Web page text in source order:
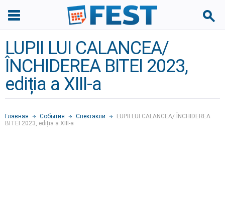
LUPII LUI CALANCEA/
ÎNCHIDEREA BITEI 2023,
ediția a XIII-a
Главная События Спектакли
LUPII LUI CALANCEA/ ÎNCHIDEREA
BITEI 2023, ediția a XIII-a